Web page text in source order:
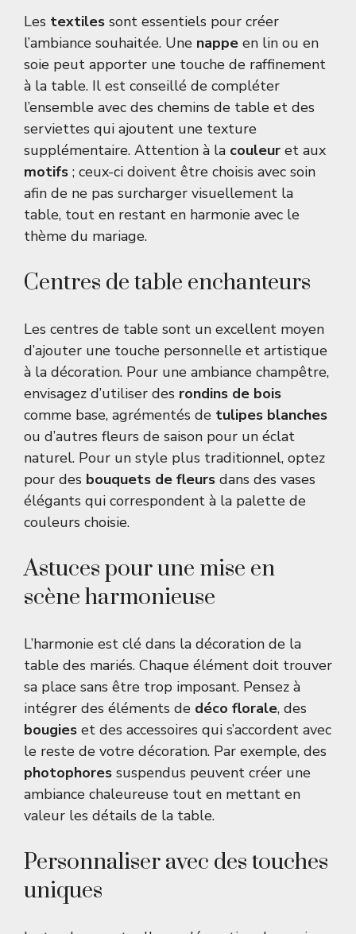
Les textiles sont essentiels pour créer
l’ambiance souhaitée. Une nappe en lin ou en
soie peut apporter une touche de raffinement
à la table. Il est conseillé de compléter
l’ensemble avec des chemins de table et des
serviettes qui ajoutent une texture
supplémentaire. Attention à la couleur et aux
motifs ; ceux-ci doivent être choisis avec soin
afin de ne pas surcharger visuellement la
table, tout en restant en harmonie avec le
thème du mariage.
Centres de table enchanteurs
Les centres de table sont un excellent moyen
d’ajouter une touche personnelle et artistique
à la décoration. Pour une ambiance champêtre,
envisagez d’utiliser des rondins de bois
comme base, agrémentés de tulipes blanches
ou d’autres fleurs de saison pour un éclat
naturel. Pour un style plus traditionnel, optez
pour des bouquets de fleurs dans des vases
élégants qui correspondent à la palette de
couleurs choisie.
Astuces pour une mise en
scène harmonieuse
L’harmonie est clé dans la décoration de la
table des mariés. Chaque élément doit trouver
sa place sans être trop imposant. Pensez à
intégrer des éléments de déco florale, des
bougies et des accessoires qui s’accordent avec
le reste de votre décoration. Par exemple, des
photophores suspendus peuvent créer une
ambiance chaleureuse tout en mettant en
valeur les détails de la table.
Personnaliser avec des touches
uniques